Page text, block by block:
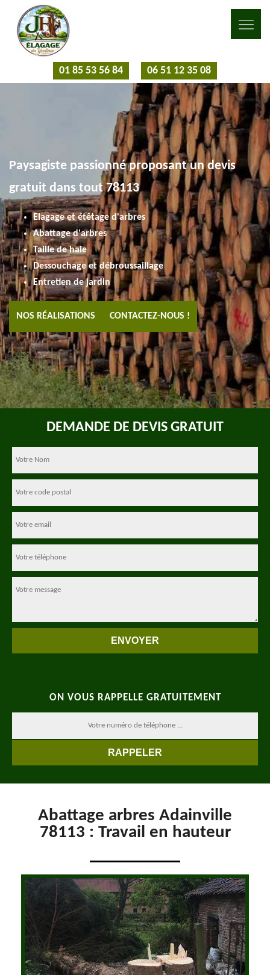
01 85 53 56 84 06 51 12 35 08
Paysagiste passionné proposant un devis
gratuit dans tout 78113
Elagage et étêtage d'arbres
Abattage d'arbres
Taille de haie
Dessouchage et débroussaillage
Entretien de jardin
NOS RÉALISATIONS CONTACTEZ-NOUS !
DEMANDE DE DEVIS GRATUIT
ON VOUS RAPPELLE GRATUITEMENT
Abattage arbres Adainville
78113 : Travail en hauteur